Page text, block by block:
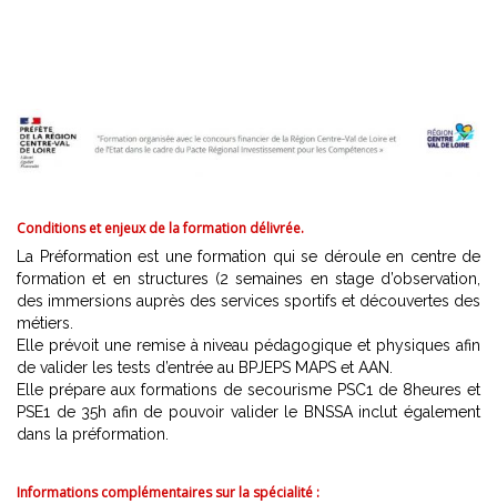
Conditions et enjeux de la formation délivrée.
La Préformation est une formation qui se déroule en centre de
formation et en structures (2 semaines en stage d’observation,
des immersions auprès des services sportifs et découvertes des
métiers.
Elle prévoit une remise à niveau pédagogique et physiques afin
de valider les tests d’entrée au BPJEPS MAPS et AAN.
Elle prépare aux formations de secourisme PSC1 de 8heures et
PSE1 de 35h afin de pouvoir valider le BNSSA inclut également
dans la préformation.
Informationscomplémentaires sur la spécialité :